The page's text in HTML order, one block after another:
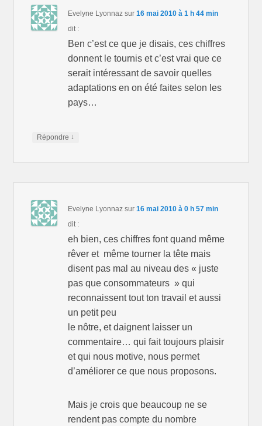
Evelyne Lyonnaz sur16 mai 2010 à 1 h 44 min
dit :
Ben c’est ce que je disais, ces chiffres
donnent le tournis et c’est vrai que ce
serait intéressant de savoir quelles
adaptations en on été faites selon les
pays…
Répondre ↓
Evelyne Lyonnaz sur16 mai 2010 à 0 h 57 min
dit :
eh bien, ces chiffres font quand même
rêver et même tourner la tête mais
disent pas mal au niveau des « juste
pas que consommateurs » qui
reconnaissent tout ton travail et aussi
un petit peu
le nôtre, et daignent laisser un
commentaire… qui fait toujours plaisir
et qui nous motive, nous permet
d’améliorer ce que nous proposons.
Mais je crois que beaucoup ne se
rendent pas compte du nombre